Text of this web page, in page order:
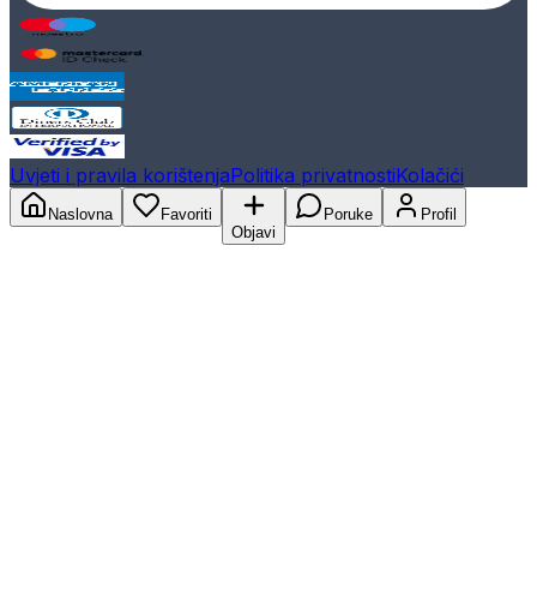
Uvjeti i pravila korištenjaPolitika privatnostiKolačići
Naslovna
Favoriti
Objavi
Poruke Profil